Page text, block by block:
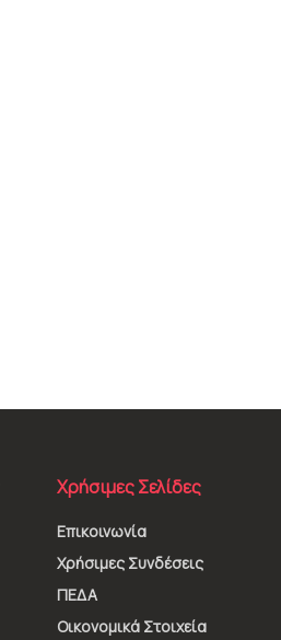
Χρήσιμες Σελίδες
Επικοινωνία
Χρήσιμες Συνδέσεις
ΠΕΔΑ
Οικονομικά Στοιχεία